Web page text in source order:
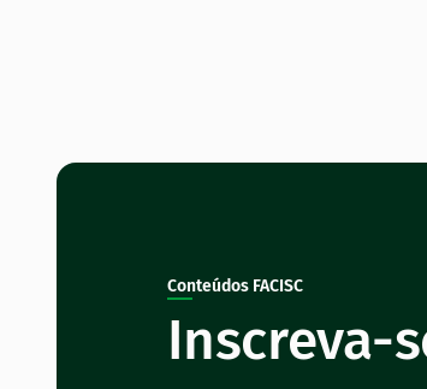
Inscreva-
Conteúdos FACISC